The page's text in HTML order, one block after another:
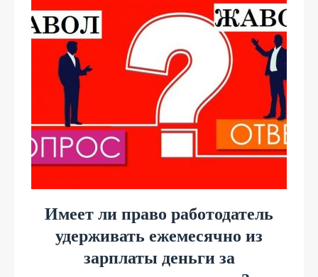
Имеет ли право работодатель
удерживать ежемесячно из
зарплаты деньги за